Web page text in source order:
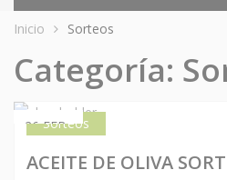
Inicio Sorteos
Categoría:
26 FEB
Sorteos
ACEITE DE OLIVA